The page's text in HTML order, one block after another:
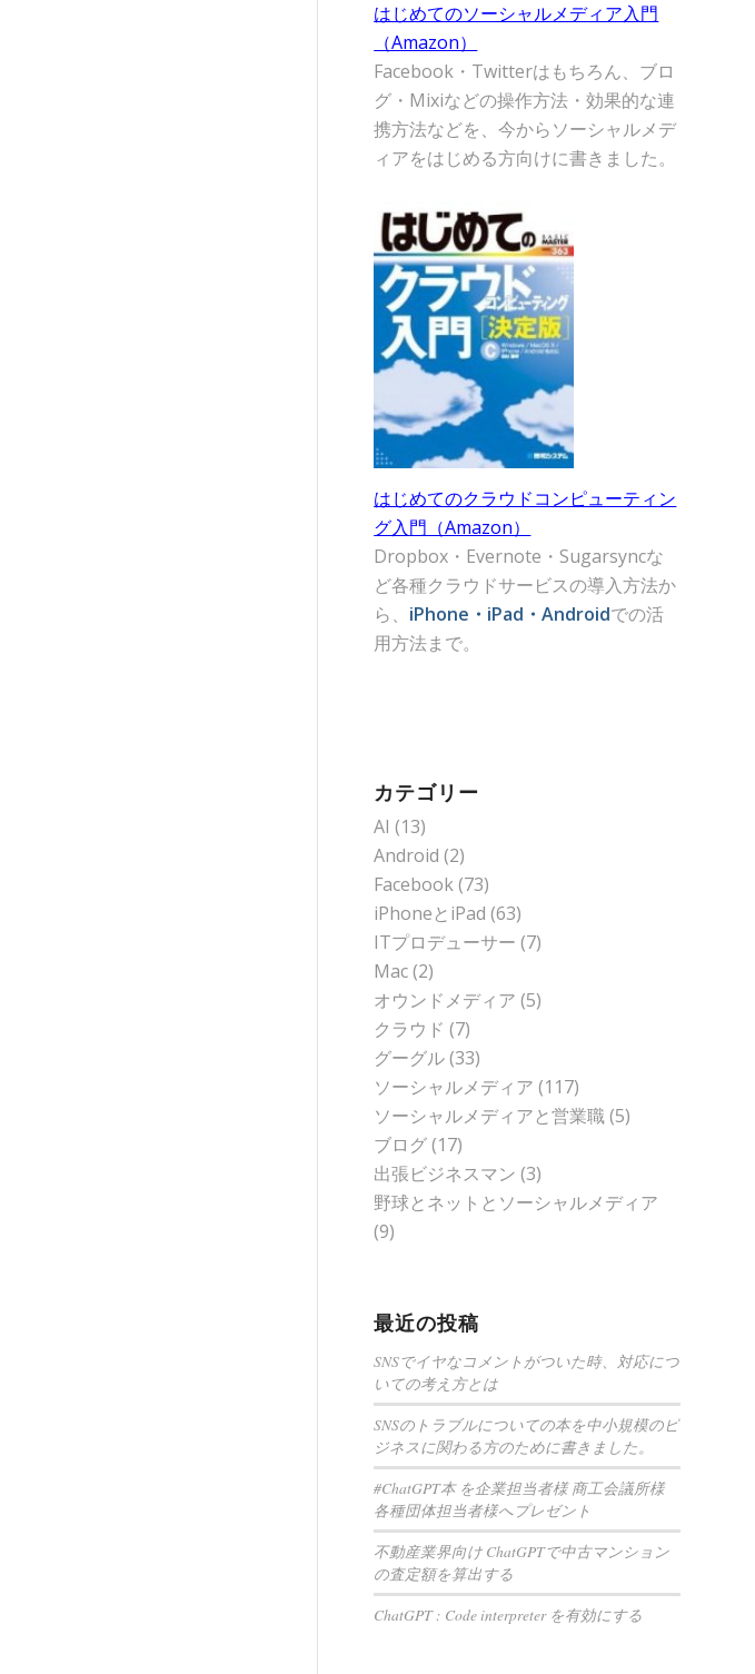
はじめてのソーシャルメディア入門
（Amazon）
Facebook・Twitterはもちろん、ブロ
グ・Mixiなどの操作方法・効果的な連
携方法などを、今からソーシャルメデ
ィアをはじめる方向けに書きました。
はじめてのクラウドコンピューティン
グ入門（Amazon）
Dropbox・Evernote・Sugarsyncな
ど各種クラウドサービスの導入方法か
ら、 iPhone・iPad・Androidでの活
用方法まで。
カテゴリー
AI (13)
Android (2)
Facebook(73)
iPhoneとiPad (63)
ITプロデューサー (7)
Mac(2)
オウンドメディア (5)
クラウド (7)
グーグル(33)
ソーシャルメディア (117)
ソーシャルメディアと営業職(5)
ブログ(17)
出張ビジネスマン (3)
野球とネットとソーシャルメディア
(9)
最近の投稿
SNSでイヤなコメントがついた時、対応につ
いての考え方とは
SNSのトラブルについての本を中小規模のビ
ジネスに関わる方のために書きました。
#ChatGPT本 を企業担当者様 商工会議所様
各種団体担当者様へプレゼント
不動産業界向け ChatGPTで中古マンション
の査定額を算出する
ChatGPT : Code interpreter を有効にする